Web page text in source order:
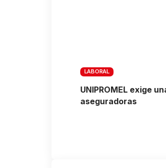
LABORAL
UNIPROMEL exige
aseguradoras